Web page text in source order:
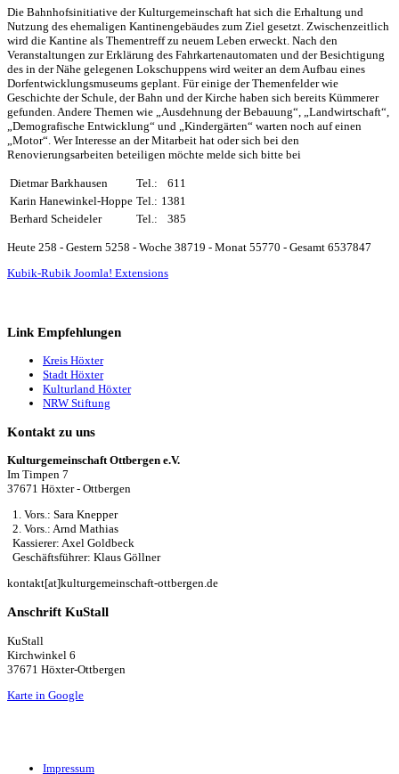
Die Bahnhofsinitiative der Kulturgemeinschaft hat sich die Erhaltung und
Nutzung des ehemaligen Kantinengebäudes zum Ziel gesetzt. Zwischenzeitlich
wird die Kantine als Thementreff zu neuem Leben erweckt. Nach den
Veranstaltungen zur Erklärung des Fahrkartenautomaten und der Besichtigung
des in der Nähe gelegenen Lokschuppens wird weiter an dem Aufbau eines
Dorfentwicklungsmuseums geplant. Für einige der Themenfelder wie
Geschichte der Schule, der Bahn und der Kirche haben sich bereits Kümmerer
gefunden. Andere Themen wie „Ausdehnung der Bebauung“, „Landwirtschaft“,
„Demografische Entwicklung“ und „Kindergärten“ warten noch auf einen
„Motor“. Wer Interesse an der Mitarbeit hat oder sich bei den
Renovierungsarbeiten beteiligen möchte melde sich bitte bei
Dietmar Barkhausen Tel.:
611
Karin Hanewinkel-Hoppe Tel.: 1381
Berhard Scheideler
Tel.: 385
Heute 258 - Gestern 5258 - Woche 38719 - Monat 55770 - Gesamt 6537847
Kubik-Rubik Joomla! Extensions
Link Empfehlungen
Kreis Höxter
Stadt Höxter
Kulturland Höxter
NRW Stiftung
Kontakt zu uns
Kulturgemeinschaft Ottbergen e.V.
Im Timpen 7
37671 Höxter - Ottbergen
1. Vors.: Sara Knepper
2. Vors.: Arnd Mathias
Kassierer: Axel Goldbeck
Geschäftsführer: Klaus Göllner
kontakt[at]kulturgemeinschaft-ottbergen.de
Anschrift KuStall
KuStall
Kirchwinkel 6
37671 Höxter-Ottbergen
Karte in Google
Impressum